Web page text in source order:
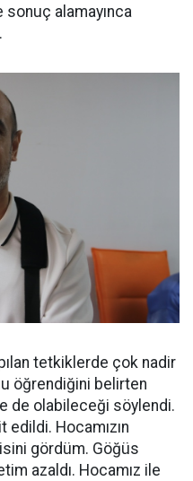
alamayınca
tetkiklerde çok nadir
öğrendiğini belirten
de olabileceği söylendi.
edildi. Hocamızın
gördüm. Göğüs
azaldı. Hocamız ile